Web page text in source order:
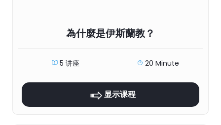
為什麼是伊斯蘭教？
5 讲座 20 Minute
显示课程